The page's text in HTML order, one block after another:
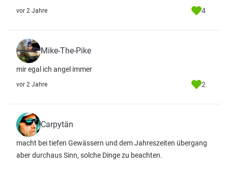
vor 2 Jahre 4
Mike-The-Pike
mir egal ich angel immer
vor 2 Jahre 2
Carpytän
macht bei tiefen Gewässern und dem Jahreszeiten übergang
aber durchaus Sinn, solche Dinge zu beachten.